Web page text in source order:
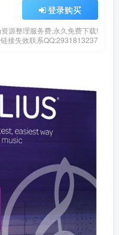
登录购买
源整理服务费,永久免费下载!
接失效联系QQ:2931813237